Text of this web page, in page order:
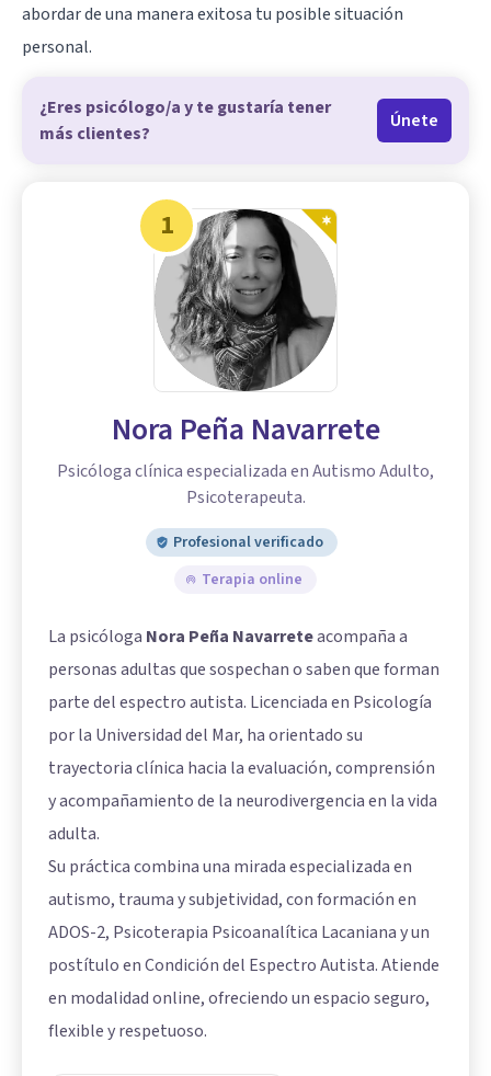
abordar de una manera exitosa tu posible situación
personal.
¿Eres psicólogo/a y te gustaría tener
más clientes?
Únete
1
Nora Peña Navarrete
Psicóloga clínica especializada en Autismo Adulto,
Psicoterapeuta.
Profesional verificado
Terapia online
La psicóloga Nora Peña Navarreteacompaña a
personas adultas que sospechan o saben que forman
parte del espectro autista. Licenciada en Psicología
por la Universidad del Mar, ha orientado su
trayectoria clínica hacia la evaluación, comprensión
y acompañamiento de la neurodivergencia en la vida
adulta.
Su práctica combina una mirada especializada en
autismo, trauma y subjetividad, con formación en
ADOS-2, Psicoterapia Psicoanalítica Lacaniana y un
postítulo en Condición del Espectro Autista. Atiende
en modalidad online, ofreciendo un espacio seguro,
flexible y respetuoso.